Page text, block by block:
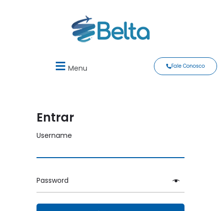
Menu Fale Conosco
Entrar
Username
Password